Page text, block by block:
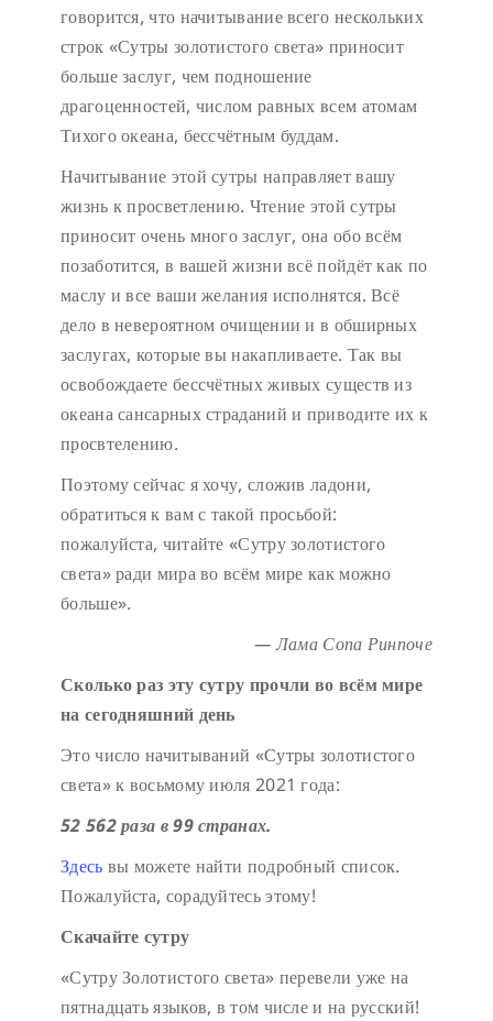
говорится, что начитывание всего нескольких
строк «Сутры золотистого света» приносит
больше заслуг, чем подношение
драгоценностей, числом равных всем атомам
Тихого океана, бессчётным буддам.
Начитывание этой сутры направляет вашу
жизнь к просветлению. Чтение этой сутры
приносит очень много заслуг, она обо всём
позаботится, в вашей жизни всё пойдёт как по
маслу и все ваши желания исполнятся. Всё
дело в невероятном очищении и в обширных
заслугах, которые вы накапливаете. Так вы
освобождаете бессчётных живых существ из
океана сансарных страданий и приводите их к
просвтелению.
Поэтому сейчас я хочу, сложив ладони,
обратиться к вам с такой просьбой:
пожалуйста, читайте «Сутру золотистого
света» ради мира во всём мире как можно
больше».
— Лама Сопа Ринпоче
Сколько раз эту сутру прочли во всём мире
на сегодняшний день
Это число начитываний «Сутры золотистого
света» к восьмому июля 2021 года:
52 562 раза в 99 странах.
Здесь вы можете найти подробный список.
Пожалуйста, сорадуйтесь этому!
Скачайте сутру
«Сутру Золотистого света» перевели уже на
пятнадцать языков, в том числе и на русский!